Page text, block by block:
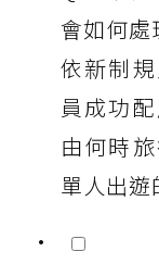
會如何處
依新制
員成功
由何時
單人出遊